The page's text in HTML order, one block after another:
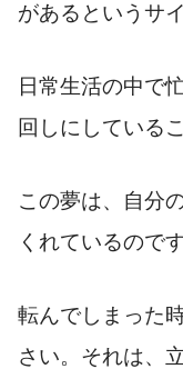
があるというサ
日常生活の中で
回しにしている
この夢は、自分
くれているのです
転んでしまった
さい。それは、